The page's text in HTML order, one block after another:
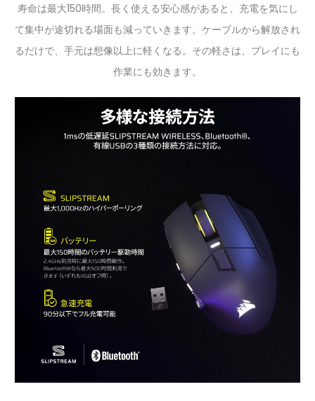
寿命は最大150時間。長く使える安心感があると、充電を気にし
て集中が途切れる場面も減っていきます。ケーブルから解放され
るだけで、手元は想像以上に軽くなる。その軽さは、プレイにも
作業にも効きます。